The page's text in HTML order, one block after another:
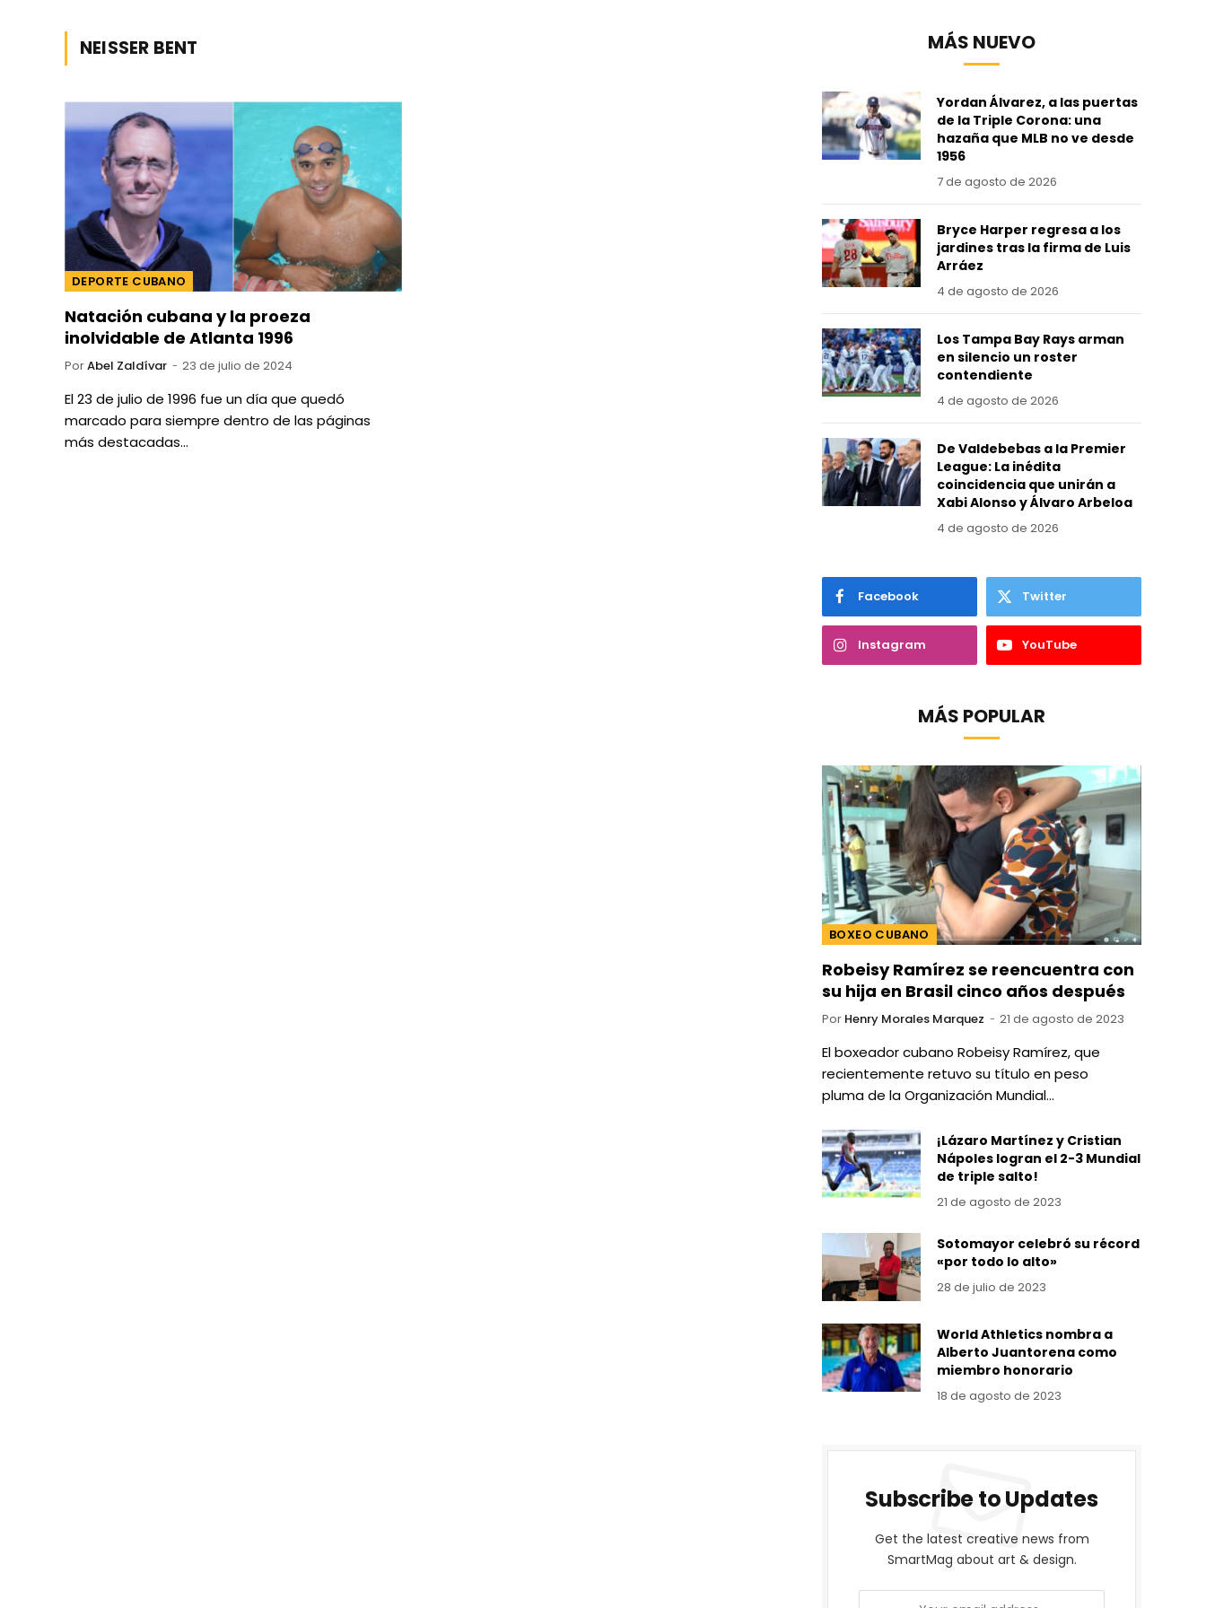
NEISSER BENT
DEPORTE CUBANO
Natación cubana y la proeza
inolvidable de Atlanta 1996
PorAbel Zaldívar 23 de julio de 2024
El 23 de julio de 1996 fue un día que quedó
marcado para siempre dentro de las páginas
más destacadas…
MÁS NUEVO
Yordan Álvarez, a las puertas
de la Triple Corona: una
hazaña que MLB no ve desde
1956
7 de agosto de 2026
Bryce Harper regresa a los
jardines tras la firma de Luis
Arráez
4 de agosto de 2026
Los Tampa Bay Rays arman
en silencio un roster
contendiente
4 de agosto de 2026
De Valdebebas a la Premier
League: La inédita
coincidencia que unirán a
Xabi Alonso y Álvaro Arbeloa
4 de agosto de 2026
Facebook Twitter
Instagram YouTube
MÁS POPULAR
BOXEO CUBANO
Robeisy Ramírez se reencuentra con
su hija en Brasil cinco años después
Por Henry Morales Marquez 21 de agosto de 2023
El boxeador cubano Robeisy Ramírez, que
recientemente retuvo su título en peso
pluma de la Organización Mundial…
¡Lázaro Martínez y Cristian
Nápoles logran el 2-3 Mundial
de triple salto!
21 de agosto de 2023
Sotomayor celebró su récord
«por todo lo alto»
28 de julio de 2023
World Athletics nombra a
Alberto Juantorena como
miembro honorario
18 de agosto de 2023
Subscribe to Updates
Get the latest creative news from
SmartMag about art & design.